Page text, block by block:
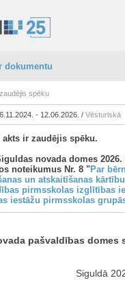
dokumentu
zaudējis spēku
- 12.06.2026. / Vēsturiskā
akts ir zaudējis spēku.
novada domes 2026.
noteikumus Nr. 8 "Par
un atskaitīšanas
pirmsskolas izglītības
iestāžu pirmsskolas
pašvaldības domes
Siguldā